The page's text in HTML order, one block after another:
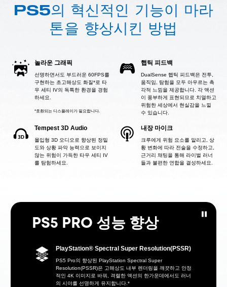
PS5의 혁신적인 기능이 마라
톤을 향상시킨 방법
놀라운 그래픽
선명하면서도 부드러운 60FPS를
구현하는 초고해상도 화질*로 타
우 세티 IV의 독특한 환경을 경험
하세요.
*호환되는 디스플레이가 필요합니다.
햅틱 피드백
DualSense 햅틱 피드백은 전투,
움직임, 탐험을 모두 아우르는 촉
각적 느낌을 제공합니다. 각 액션
이 풍부하게 표현되므로 치열하고
위험한 세상에서 현실감을 느낄
수 있습니다.
Tempest 3D Audio
몰입형 3D 오디오로 향상된 정밀
도와 상황 파악 능력으로 보이지
않는 위험이 가득한 타우 세티 IV
를 탐험하세요.
내장 마이크
크루에게 위험 요소를 알리고, 상
황 변화에 따라 전술을 수정하고,
근거리 채팅을 통해 라이벌 러너
들과 불편한 연합을 결성하세요.
PS5 PRO 성능 향상
PlayStation® Spectral Super Resolution(PSSR)
PS5 Pro의 향상된 PlayStation Spectral Super
Resolution(PSSR)은 고해상도 내부 렌더링을 깨끗하고 안정
적인 4K 이미지로 바꿔, 격렬한 액션의 한가운데에서도 러너
의 시야를 선명하게 유지합니다.*